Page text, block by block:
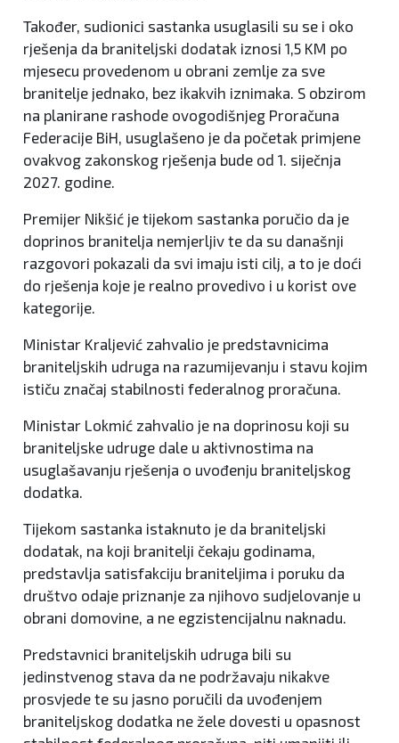
Također, sudionici sastanka usuglasili su se i oko
rješenja da braniteljski dodatak iznosi 1,5 KM po
mjesecu provedenom u obrani zemlje za sve
branitelje jednako, bez ikakvih iznimaka. S obzirom
na planirane rashode ovogodišnjeg Proračuna
Federacije BiH, usuglašeno je da početak primjene
ovakvog zakonskog rješenja bude od 1. siječnja
2027. godine.
Premijer Nikšić je tijekom sastanka poručio da je
doprinos branitelja nemjerljiv te da su današnji
razgovori pokazali da svi imaju isti cilj, a to je doći
do rješenja koje je realno provedivo i u korist ove
kategorije.
Ministar Kraljević zahvalio je predstavnicima
braniteljskih udruga na razumijevanju i stavu kojim
ističu značaj stabilnosti federalnog proračuna.
Ministar Lokmić zahvalio je na doprinosu koji su
braniteljske udruge dale u aktivnostima na
usuglašavanju rješenja o uvođenju braniteljskog
dodatka.
Tijekom sastanka istaknuto je da braniteljski
dodatak, na koji branitelji čekaju godinama,
predstavlja satisfakciju braniteljima i poruku da
društvo odaje priznanje za njihovo sudjelovanje u
obrani domovine, a ne egzistencijalnu naknadu.
Predstavnici braniteljskih udruga bili su
jedinstvenog stava da ne podržavaju nikakve
prosvjede te su jasno poručili da uvođenjem
braniteljskog dodatka ne žele dovesti u opasnost